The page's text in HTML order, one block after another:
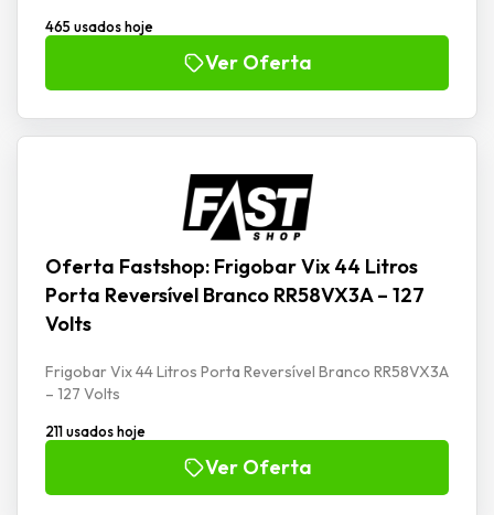
465 usados hoje
Ver Oferta
Oferta Fastshop: Frigobar Vix 44 Litros
Porta Reversível Branco RR58VX3A – 127
Volts
Frigobar Vix 44 Litros Porta Reversível Branco RR58VX3A
– 127 Volts
211 usados hoje
Ver Oferta